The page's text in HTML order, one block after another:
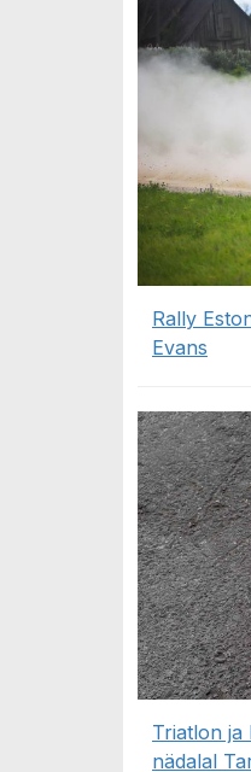
Rally
Evans
Triatlon ja
nädalal